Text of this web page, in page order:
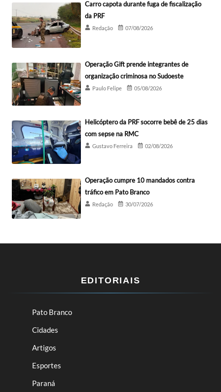
Carro capota durante fuga de fiscalização
da PRF
Redação 07/08/2026
Operação Gift prende integrantes de
organização criminosa no Sudoeste
Paulo Felipe 05/08/2026
Helicóptero da PRF socorre bebê de 25 dias
com sepse na RMC
Gustavo Ferreira 02/08/2026
Operação cumpre 10 mandados contra
tráfico em Pato Branco
Redação 30/07/2026
EDITORIAIS
Pato Branco
Cidades
Artigos
Esportes
Paraná